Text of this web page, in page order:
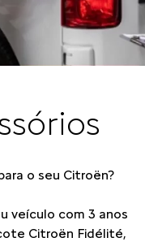
o seu Citroën?
veículo com 3 anos
Citroën Fidélité,